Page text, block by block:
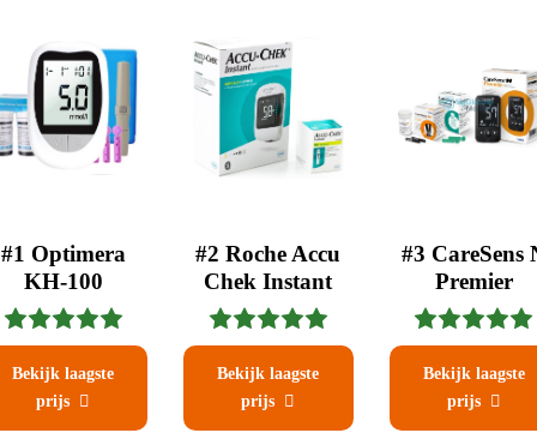
#1 Optimera
KH-100
Bekijk laagste
prijs 
#2 Roche Accu
Chek Instant
Bekijk laagste
prijs 
#3 CareSens
Premier
Bekijk laagste
prijs 